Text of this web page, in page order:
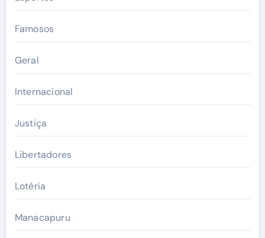
Famosos
Geral
Internacional
Justiça
Libertadores
Lotéria
Manacapuru